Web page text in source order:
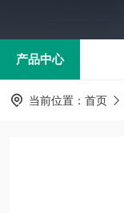
产品中心
当前位置： 首页